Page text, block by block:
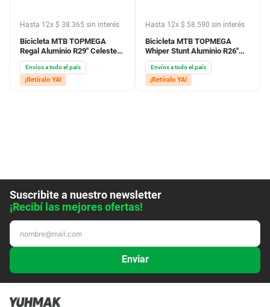
Hasta 12x $ 38.365 sin interés
Bicicleta MTB TOPMEGA
Regal Aluminio R29" Celeste
Rosa
Envíos a todo el país
¡Retíralo YA!
Hasta 12x $ 58.590 sin interés
Bicicleta MTB TOPMEGA
Whiper Stunt Aluminio R26"
Negro Fucsia
Envíos a todo el país
¡Retíralo YA!
Suscribite a nuestro newsletter
¡Recibí las mejores ofertas!
Enviar